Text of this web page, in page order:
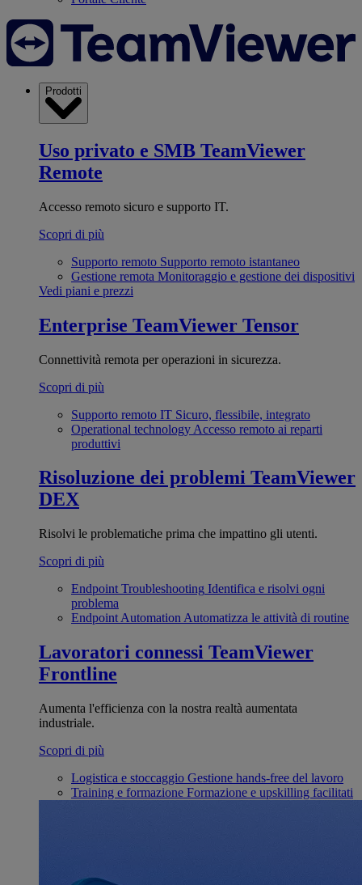
Prodotti
Uso privato e SMB TeamViewer
Remote
Accesso remoto sicuro e supporto IT.
Scopri di più
Supporto remoto Supporto remoto istantaneo
Gestione remota Monitoraggio e gestione dei dispositivi
Vedi piani e prezzi
Enterprise TeamViewer Tensor
Connettività remota per operazioni in sicurezza.
Scopri di più
Supporto remoto IT Sicuro, flessibile, integrato
Operational technology Accesso remoto ai reparti
produttivi
Risoluzione dei problemi TeamViewer
DEX
Risolvi le problematiche prima che impattino gli utenti.
Scopri di più
Endpoint Troubleshooting Identifica e risolvi ogni
problema
Endpoint Automation Automatizza le attività di routine
Lavoratori connessi TeamViewer
Frontline
Aumenta l'efficienza con la nostra realtà aumentata
industriale.
Scopri di più
Logistica e stoccaggio Gestione hands-free del lavoro
Training e formazione Formazione e upskilling facilitati